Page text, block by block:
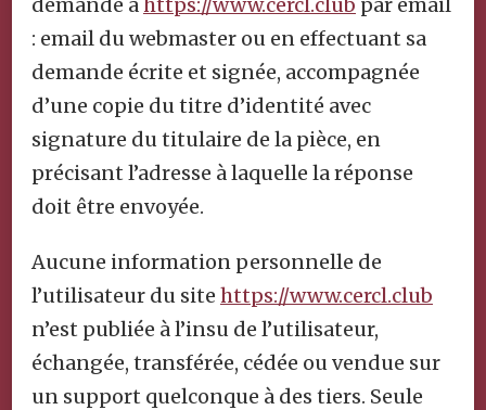
: email du webmaster ou en effectuant sa
demande écrite et signée, accompagnée
d’une copie du titre d’identité avec
signature du titulaire de la pièce, en
précisant l’adresse à laquelle la réponse
doit être envoyée.
Aucune information personnelle de
l’utilisateur du site https://www.cercl.club
n’est publiée à l’insu de l’utilisateur,
échangée, transférée, cédée ou vendue sur
un support quelconque à des tiers. Seule